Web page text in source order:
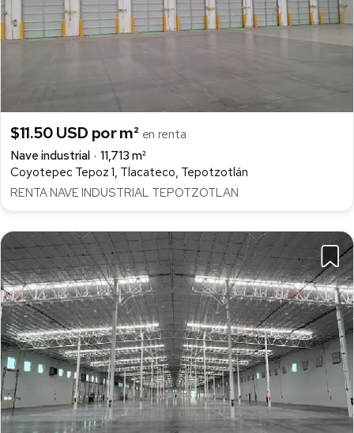
$11.50 USD por m² en renta
Nave industrial
11,713 m²
Coyotepec Tepoz 1, Tlacateco, Tepotzotlán
RENTA NAVE INDUSTRIAL TEPOTZOTLAN